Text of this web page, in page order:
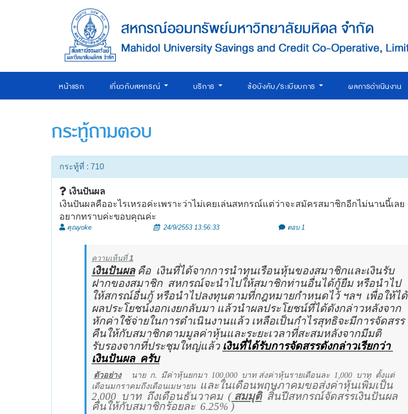
หน้าแรก เกี่ยวกับสหกรณ์ บริการ ข้อบังคับ/ระเบียบการ ผลการดำเนินงาน
กระทู้ถามตอบ
กระทู้ที่ : 710
เงินปันผล
เงินปันผลคืออะไรเหรอค่ะเพราะว่าไม่เคยเล่นสหกรณ์แต่ว่าจะสมัครสมาชิกอีกไม่นานนี้เลย
อยากทราบค่ะขอบคุณค่ะ
คุณyoke 24/9/2553 13:56:33 ตอบ 1
ความเห็นที่1
เงินปันผลคือ เงินที่ได้จากการนำทุนเรือนหุ้นของสมาชิกและเงินรับ
ฝากของสมาชิก สหกรณ์จะนำไปให้สมาชิกท่านอื่นได้กู้ยืม หรือนำไป
ให้สกรณ์อื่นกู้ หรือนำไปลงทุนตามที่กฎหมายกำหนดไว้ ฯลฯ เพื่อให้ได้
ผลประโยชน์งอกเงยกลับมา แล้วนำผลประโยชน์ที่ได้ดังกล่าวหลังจาก
หักค่าใช้จ่ายในการดำเนินงานแล้ว เหลือเป็นกำไรสุทธิจะมีการจัดสรร
คืนให้กับสมาชิกตามมูลค่าหุ้นและระยะเวลาที่สะสมหลังจากมีมติ
รับรองจากที่ประชุมใหญ่แล้ว เงินที่ได้รับการจัดสรรดังกล่าวเรียกว่า
เงินปันผล ครับ
ตัวอย่าง นาย ก. มีค่าหุ้นยกมา 100,000 บาท ส่งค่าหุ้นรายเดือนละ 1,000 บาท ตั้งแต่
เดือนมกราคมถึงเดือนเมษายน และในเดือนพฤษภาคมขอส่งค่าหุ้นเพิ่มเป็น
2,000 บาท ถึงเดือนธันวาคม (สมมุติ สิ้นปีสหกรณ์จัดสรรเงินปันผล
คืนให้กับสมาชิกร้อยละ 6.25% )